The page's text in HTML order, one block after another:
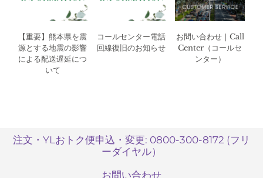
【重要】熊本県を震
源とする地震の影響
による配送遅延につ
いて
コールセンター電話
回線復旧のお知らせ
お問い合わせ｜Call
Center（コールセ
ンター）
注文・YLおトク便申込・変更: 0800-300-8172 (フリ
ーダイヤル）
お問い合わせ